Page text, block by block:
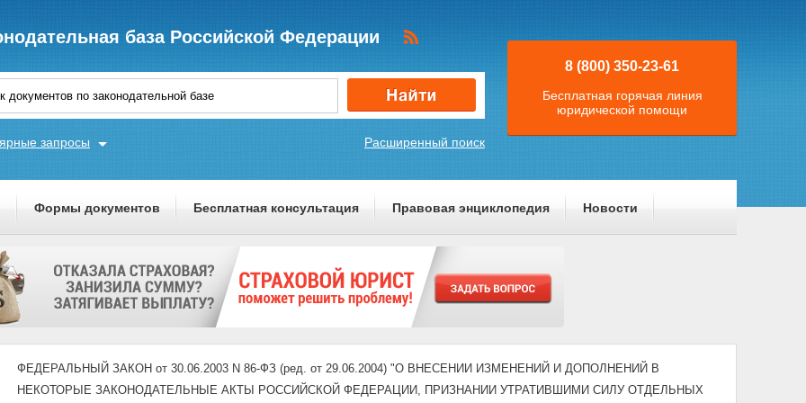
база Российской Федерации
Расширенный поиск
запросы
8 (800) 350-23-61
Бесплатная горячая линия
юридической помощи
Формы документов Бесплатная консультация Правовая энциклопедия Новости
ФЕДЕРАЛЬНЫЙ ЗАКОН от 30.06.2003 N 86-ФЗ (ред. от 29.06.2004) "О ВНЕСЕНИИ ИЗМЕНЕНИЙ И ДОПОЛНЕНИЙ В
НЕКОТОРЫЕ ЗАКОНОДАТЕЛЬНЫЕ АКТЫ РОССИЙСКОЙ ФЕДЕРАЦИИ, ПРИЗНАНИИ УТРАТИВШИМИ СИЛУ ОТДЕЛЬНЫХ